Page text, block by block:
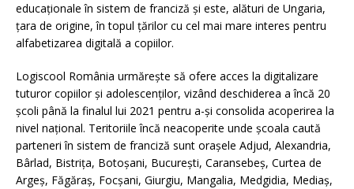
educaționale în sistem de franciză și este, alături de Ungaria,
țara de origine, în topul țărilor cu cel mai mare interes pentru
alfabetizarea digitală a copiilor.
Logiscool România urmărește să ofere acces la digitalizare
tuturor copiilor și adolescenților, vizând deschiderea a încă 20
școli până la finalul lui 2021 pentru a-și consolida acoperirea la
nivel național. Teritoriile încă neacoperite unde şcoala caută
parteneri în sistem de franciză sunt orașele Adjud, Alexandria,
Bârlad, Bistrița, Botoșani, București, Caransebeș, Curtea de
Argeș, Făgăraș, Focșani, Giurgiu, Mangalia, Medgidia, Mediaș,